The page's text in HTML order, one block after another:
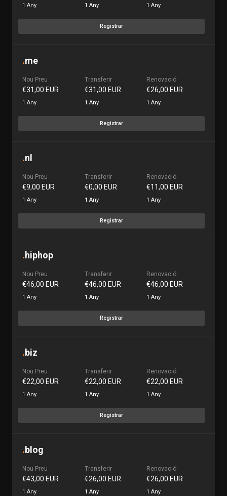
1 Any 1 Any 1 Any
Registrar
.me
Nou Preu
€31,00 EUR
1 Any
Transferir
€31,00 EUR
1 Any
Renovació
€26,00 EUR
1 Any
Registrar
.nl
Nou Preu
€9,00 EUR
1 Any
Transferir
€0,00 EUR
1 Any
Renovació
€11,00 EUR
1 Any
Registrar
.hiphop
Nou Preu
€46,00 EUR
1 Any
Transferir
€46,00 EUR
1 Any
Renovació
€46,00 EUR
1 Any
Registrar
.biz
Nou Preu
€22,00 EUR
1 Any
Transferir
€22,00 EUR
1 Any
Renovació
€22,00 EUR
1 Any
Registrar
.blog
Nou Preu
€43,00 EUR
1 Any
Transferir
€26,00 EUR
1 Any
Renovació
€26,00 EUR
1 Any